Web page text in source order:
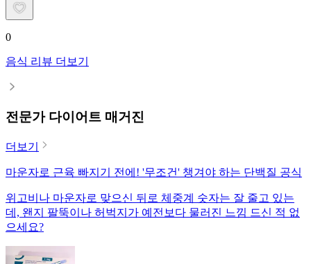
0
음식 리뷰 더보기
전문가 다이어트 매거진
더보기
마운자로 근육 빠지기 전에! '무조건' 챙겨야 하는 단백질 공식
위고비나 마운자로 맞으신 뒤로 체중계 숫자는 잘 줄고 있는
데, 왠지 팔뚝이나 허벅지가 예전보다 물러진 느낌 드신 적 없
으세요?